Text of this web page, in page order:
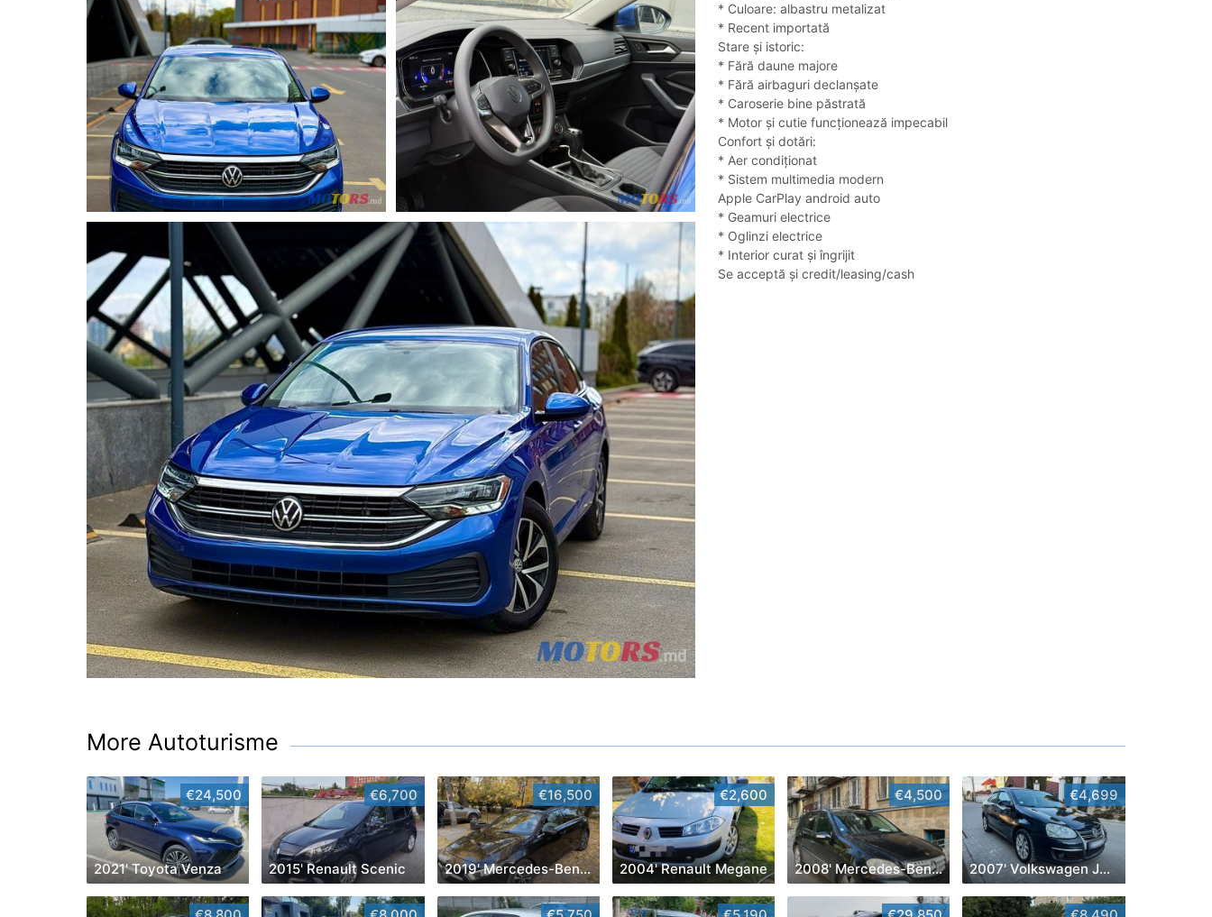
* Culoare: albastru metalizat
* Recent importată
Stare și istoric:
* Fără daune majore
* Fără airbaguri declanșate
* Caroserie bine păstrată
* Motor și cutie funcționează impecabil
Confort și dotări:
* Aer condiționat
* Sistem multimedia modern
Apple CarPlay android auto
* Geamuri electrice
* Oglinzi electrice
* Interior curat și îngrijit
Se acceptă și credit/leasing/cash
More Autoturisme
€24,500
2021' Toyota Venza
€6,700
2015' Renault Scenic
€16,500
2019' Mercedes-Benz A-Class
€2,600
2004' Renault Megane
€4,500
2008' Mercedes-Benz M-Class
€4,699
2007' Volkswagen Jetta